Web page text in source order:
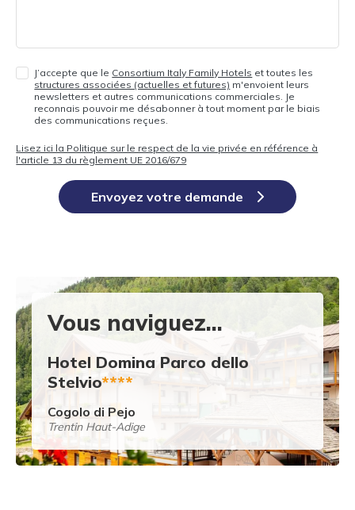
J’accepte que le Consortium Italy Family Hotels et toutes les
structures associées (actuelles et futures) m'envoient leurs
newsletters et autres communications commerciales. Je
reconnais pouvoir me désabonner à tout moment par le biais
des communications reçues.
Lisez ici la Politique sur le respect de la vie privée en référence à
l'article 13 du règlement UE 2016/679
Envoyez votre demande
Vous naviguez...
Hotel Domina Parco dello
Stelvio****
Cogolo di Pejo
Trentin Haut-Adige